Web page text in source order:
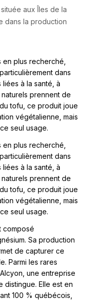
aux Îles de la
dans la production
plus recherché,
dans
à la santé, à
prennent de
tofu, ce produit joue
végétalienne, mais
seul usage.
plus recherché,
dans
à la santé, à
prennent de
tofu, ce produit joue
végétalienne, mais
seul usage.
composé
Sa production
de capturer ce
Parmi les rares
une entreprise
distingue. Elle est en
100 % québécois,